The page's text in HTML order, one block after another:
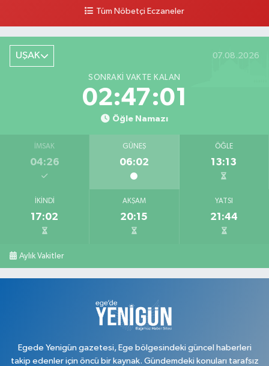
Camikebir Mahallesi, Hürriyet Caddesi No:51 A Ulubey Uşak
0 (276) 716 14 02
Barış Eczanesi
Konak Mahallesi, İnönü Caddesi, No:2 Karahallı Uşak
Yol Tarifi Al
Atatürk Mahallesi, 2. Saçma Sokak No:5 Merkez Uşak
Ege Hayat Eczanesi
Mehmet Akif Ersoy Mahallesi, Şehit İsmail Çetin Sokak No:45 Merkez
0 (276) 999 19 59
Dikilitaş Mahallesi, Camii Sokak No:7 A Merkez Uşak
Yol Tarifi Al
Tüm Nöbetçi Eczaneler
UŞAK 07.08.2026
SONRAKI VAKTE KALAN
02:47:00
Öğle Namazı
İMSAK
04:26
GÜNEŞ
06:02
ÖĞLE
13:13
İKINDI
17:02
AKŞAM
20:15
YATSI
21:44
Aylık Vakitler
Egede Yenigün gazetesi, Ege bölgesindeki güncel haberleri
takip edenler için öncü bir kaynak. Gündemdeki konuları tarafsız